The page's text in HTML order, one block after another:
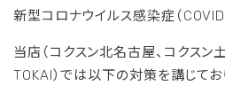
新型コロナウイルス感染症（
当店（コクスン北名古屋、コクスン
TOKAI）では以下の対策を講じてお